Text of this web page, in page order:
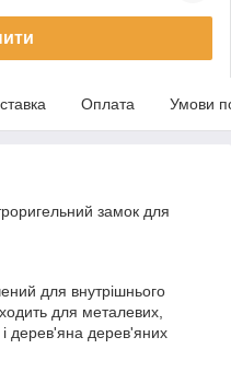
Оплата Умови
замок для
для внутрішнього
для металевих,
дерев'яна дерев'яних